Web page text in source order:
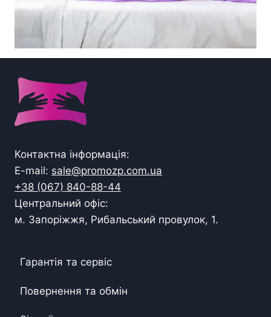
Контактна інформація:
E-mail: sale@promozp.com.ua
+38 (067) 840-88-44
Центральний офіс:
м. Запоріжжя, Рибальський провулок, 1.
Гарантія та сервіс
Повернення та обмін